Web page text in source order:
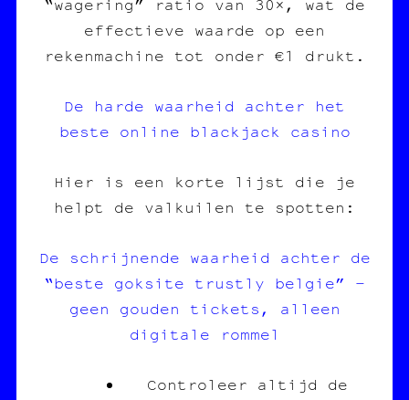
“wagering” ratio van 30×, wat de
effectieve waarde op een
rekenmachine tot onder €1 drukt.
De harde waarheid achter het
beste online blackjack casino
Hier is een korte lijst die je
helpt de valkuilen te spotten:
De schrijnende waarheid achter de
“beste goksite trustly belgie” –
geen gouden tickets, alleen
digitale rommel
Controleer altijd de